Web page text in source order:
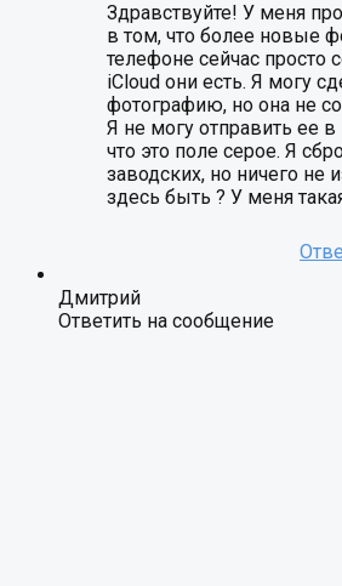
Здравствуйте! У меня
в том, что более новые
телефоне сейчас просто
iCloud они есть. Я могу
фотографию, но она не
Я не могу отправить ее
что это поле серое. Я
заводских, но ничего не
здесь быть ? У меня
Дмитрий
Ответить на сообщение